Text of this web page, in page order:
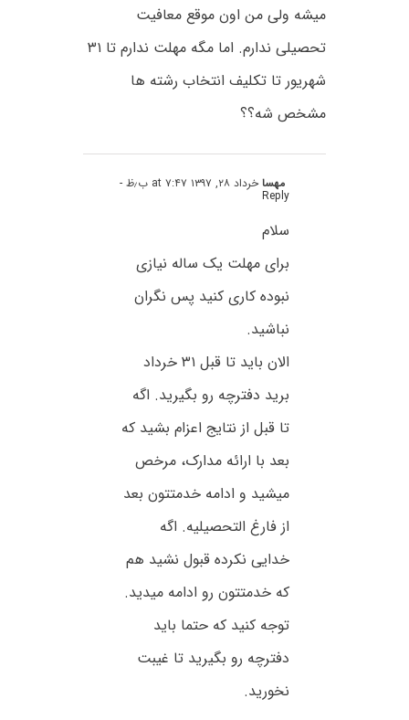
میشه ولی من اون موقع معافیت
تحصیلی ندارم. اما مگه مهلت ندارم تا ۳۱
شهریور تا تکلیف انتخاب رشته ها
مشخص شه؟؟
مهساخرداد ۲۸, ۱۳۹۷ at ۷:۴۷ ب٫ظ -
Reply
سلام
برای مهلت یک ساله نیازی
نبوده کاری کنید پس نگران
نباشید.
الان باید تا قبل ۳۱ خرداد
برید دفترچه رو بگیرید. اگه
تا قبل از نتایج اعزام بشید که
بعد با ارائه مدارک، مرخص
میشید و ادامه خدمتتون بعد
از فارغ التحصیلیه. اگه
خدایی نکرده قبول نشید هم
که خدمتتون رو ادامه میدید.
توجه کنید که حتما باید
دفترچه رو بگیرید تا غیبت
نخورید.